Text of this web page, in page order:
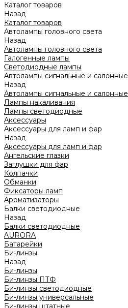
Каталог товаров
Назад
Каталог товаров
Автолампы головного света
Назад
Автолампы головного света
Галогенные лампы
Светодиодные лампы
Автолампы сигнальные и салонные
Назад
Автолампы сигнальные и салонные
Лампы накаливания
Лампы светодиодные
Аксессуары
Аксессуары для ламп и фар
Назад
Аксессуары для ламп и фар
Ангельские глазки
Заглушки для фар
Колпачки
Обманки
Фиксаторы ламп
Ароматизаторы
Балки светодиодные
Назад
Балки светодиодные
AURORA
Батарейки
Би-линзы
Назад
Би-линзы
Би-линзы ПТФ
Би-линзы светодиодные
Би-линзы универсальные
Би-линзы штатные